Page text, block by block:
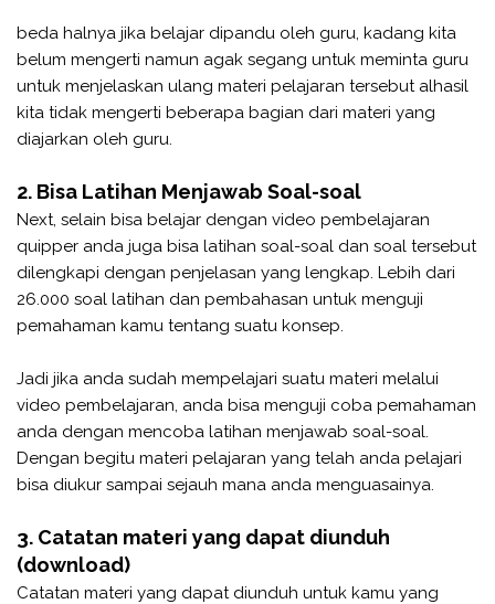
beda halnya jika belajar dipandu oleh guru, kadang kita
belum mengerti namun agak segang untuk meminta guru
untuk menjelaskan ulang materi pelajaran tersebut alhasil
kita tidak mengerti beberapa bagian dari materi yang
diajarkan oleh guru.
2. Bisa Latihan Menjawab Soal-soal
Next, selain bisa belajar dengan video pembelajaran
quipper anda juga bisa latihan soal-soal dan soal tersebut
dilengkapi dengan penjelasan yang lengkap. Lebih dari
26.000 soal latihan dan pembahasan untuk menguji
pemahaman kamu tentang suatu konsep.
Jadi jika anda sudah mempelajari suatu materi melalui
video pembelajaran, anda bisa menguji coba pemahaman
anda dengan mencoba latihan menjawab soal-soal.
Dengan begitu materi pelajaran yang telah anda pelajari
bisa diukur sampai sejauh mana anda menguasainya.
3. Catatan materi yang dapat diunduh
(download)
Catatan materi yang dapat diunduh untuk kamu yang